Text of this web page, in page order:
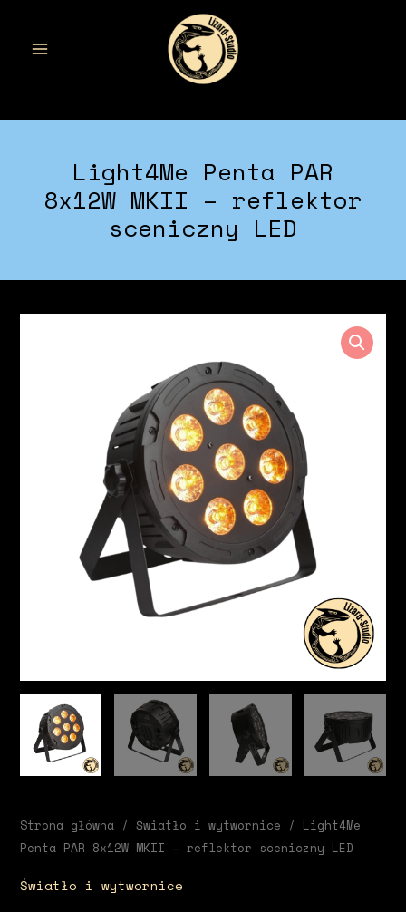
treściMAIN
Light4Me Penta PAR
8x12W MKII – reflektor
sceniczny LED
Strona główna/ Światło i wytwornice / Light4Me
Penta PAR 8x12W MKII – reflektor sceniczny LED
Światło i wytwornice